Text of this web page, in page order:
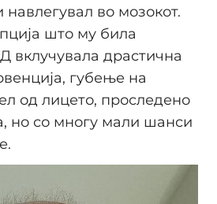
во мозокот.
што му била
вклучувала драстична
губење на
од лицето, проследено
но со многу мали шанси